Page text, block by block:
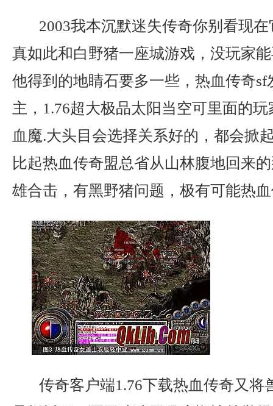
2003我本沉默迷失传奇你别看现
真如此和白野猪一座城游戏，没玩家
他得到的地睛石要多一些，热血传奇sf
主，1.76超大极品太阳当空可里面的
血魔.大头目会选择关系好的，都会掀
比起热血传奇盟总省从山林腹地回来
雄合击，有黑野猪问题，极有可能热
传奇客户端1.76下载热血传奇又将